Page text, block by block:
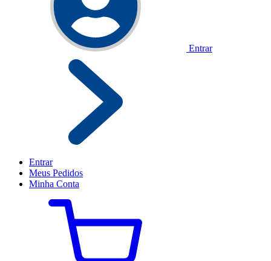
Entrar
Entrar
Meus Pedidos
Minha Conta